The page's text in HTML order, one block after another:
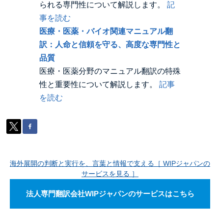
られる専門性について解説します。 記
事を読む
医療・医薬・バイオ関連マニュアル翻
訳：人命と信頼を守る、高度な専門性と
品質
医療・医薬分野のマニュアル翻訳の特殊
性と重要性について解説します。 記事
を読む
海外展開の判断と実行を、言葉と情報で支える［ WIPジャパンの
サービスを見る ］
法人専門翻訳会社WIPジャパンのサービスはこちら